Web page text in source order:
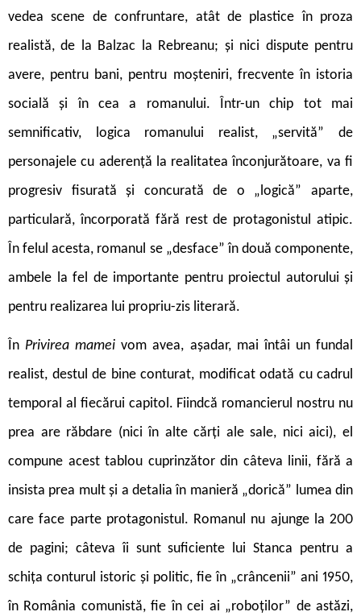
vedea scene de confruntare, atât de plastice în proza
realistă, de la Balzac la Rebreanu; și nici dispute pentru
avere, pentru bani, pentru moșteniri, frecvente în istoria
socială și în cea a romanului. Într-un chip tot mai
semnificativ, logica romanului realist, „servită” de
personajele cu aderență la realitatea înconjurătoare, va fi
progresiv fisurată și concurată de o „logică” aparte,
particulară, încorporată fără rest de protagonistul atipic.
În felul acesta, romanul se „desface” în două componente,
ambele la fel de importante pentru proiectul autorului și
pentru realizarea lui propriu-zis literară.
n Privirea mamei vom avea, așadar, mai întâi un fundal
realist, destul de bine conturat, modificat odată cu cadrul
temporal al fiecărui capitol. Fiindcă romancierul nostru nu
prea are răbdare (nici în alte cărți ale sale, nici aici), el
compune acest tablou cuprinzător din câteva linii, fără a
insista prea mult și a detalia în manieră „dorică” lumea din
care face parte protagonistul. Romanul nu ajunge la 200
de pagini; câteva îi sunt suficiente lui Stanca pentru a
schița conturul istoric și politic, fie în „crâncenii” ani 1950,
în România comunistă, fie în cei ai „roboților” de astăzi,